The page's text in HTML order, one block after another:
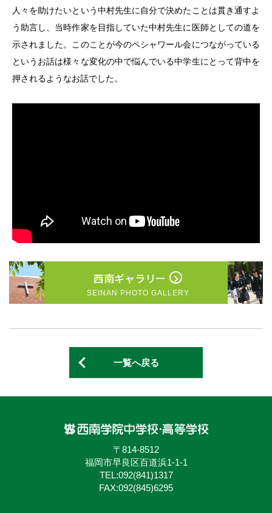
人々を助けたいという中村先生に自分で決めたことは貫き通すよ
う助言し、当時作家を目指していた中村先生に医師としての道を
示されました。このことが今のペシャワール会につながっている
というお話は様々な変化の中で悩んでいる中学生にとって背中を
押されるようなお話でした。
西南ギャラリー
SEINAN PHOTO GALLERY
一覧へ戻る
〒814-8512
福岡市早良区百道浜1-1-1
TEL:092(841)1317
FAX:092(845)6295